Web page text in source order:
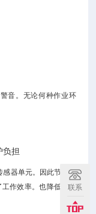
音。无论何种作业环
负担
感器单元。因此节省了
作效率。也降低了使联系